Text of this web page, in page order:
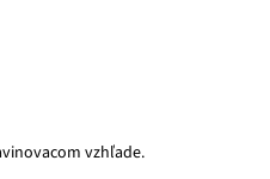
vzhľade.